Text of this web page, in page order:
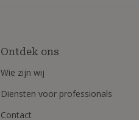
Ontdek ons
Wie zijn wij
Diensten voor professionals
Contact